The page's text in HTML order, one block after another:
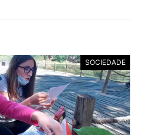
SOCIEDADE